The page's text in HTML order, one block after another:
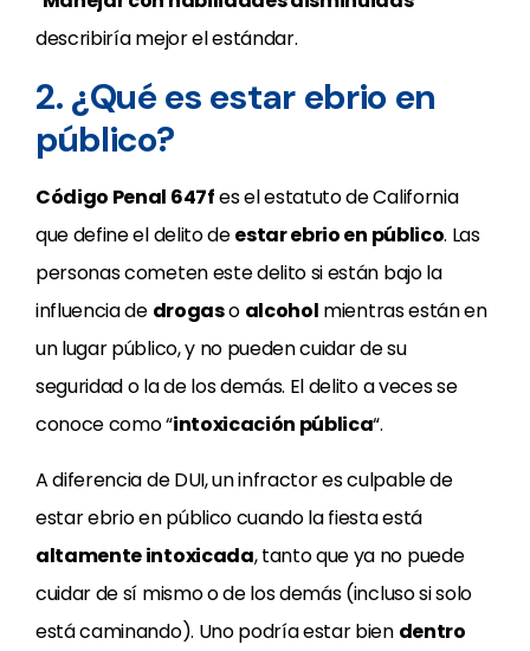
describiría mejor el estándar.
2. ¿Qué es estar ebrio en
público?
Código Penal 647fes el estatuto de California
que define el delito deestar ebrio en público. Las
personas cometen este delito si están bajo la
influencia de drogaso alcohol mientras están en
un lugar público, y no pueden cuidar de su
seguridad o la de los demás. El delito a veces se
conoce como “intoxicación pública“.
A diferencia de DUI, un infractor es culpable de
estar ebrio en público cuando la fiesta está
altamente intoxicada, tanto que ya no puede
cuidar de sí mismo o de los demás (incluso si solo
está caminando). Uno podría estar bien dentro